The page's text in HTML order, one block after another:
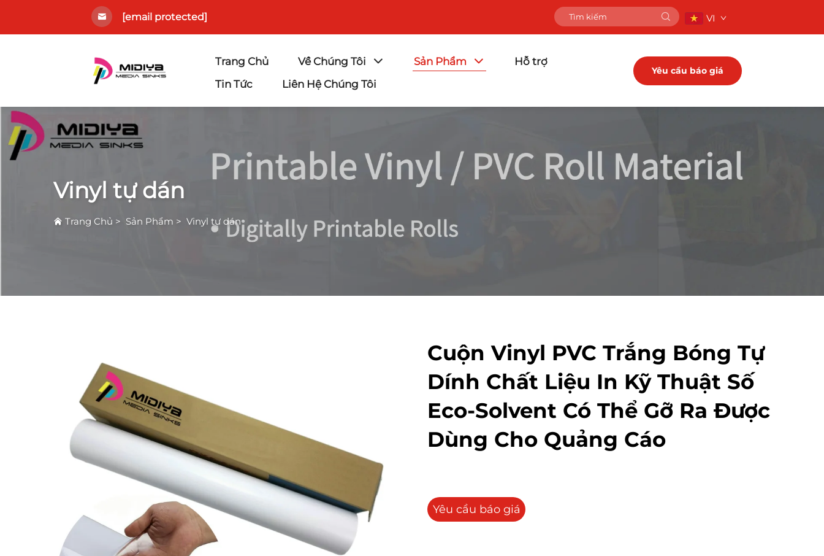
[email protected] VI
Trang Chủ Về Chúng Tôi Sản Phẩm
Hỗ trợ
Tin Tức
Liên Hệ Chúng Tôi
Yêu cầu báo giá
Vinyl tự dán
Trang Chủ > Sản Phẩm > Vinyl tự dán
Cuộn Vinyl PVC Trắng Bóng Tự
Dính Chất Liệu In Kỹ Thuật Số
Eco-Solvent Có Thể Gỡ Ra Được
Dùng Cho Quảng Cáo
Yêu cầu báo giá